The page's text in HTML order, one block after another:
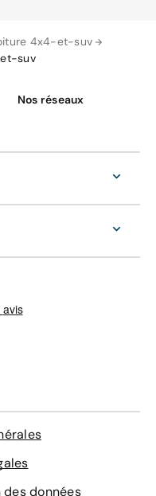
4x4-et-suv
suv
Nos réseaux
données